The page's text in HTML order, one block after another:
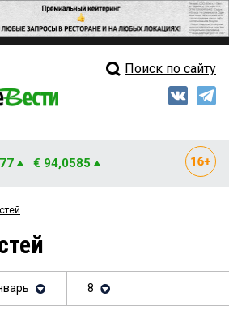
Свежий выпуск
Блоги
Поиск по сайту
€ 94,0585
8